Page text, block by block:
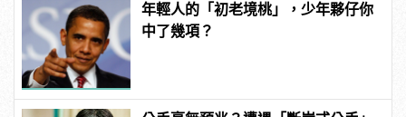
年輕人的「初老境桃」，少年夥仔你
中了幾項？